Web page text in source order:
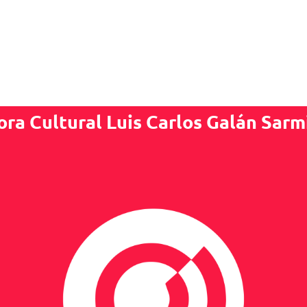
Cultural Luis Carlos Galán